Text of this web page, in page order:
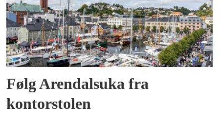
Følg Arendalsuka fra
kontorstolen